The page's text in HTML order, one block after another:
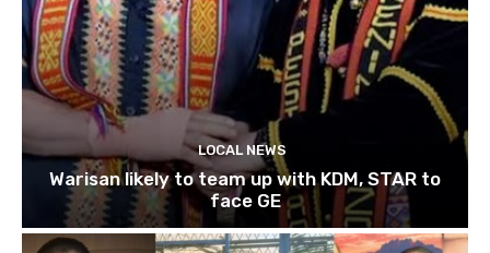
LOCAL NEWS
Warisan likely to team up with KDM, STAR to
face GE